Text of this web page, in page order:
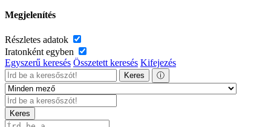
Megjelenítés
Részletes adatok
Iratonként egyben
Egyszerű keresés Összetett keresés Kifejezés
Keres ⓘ
Keres